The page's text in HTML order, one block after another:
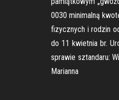
0030 minimalną
fizycznych i rodzin
do 11 kwietnia br.
sprawie sztandaru:
Marianna